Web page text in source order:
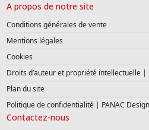
A propos de notre site
Conditions générales de vente
Mentions légales
Cookies
Droits d’auteur et propriété intellectuelle |
Plan du site
Politique de confidentialité | PANAC Design
Contactez-nous